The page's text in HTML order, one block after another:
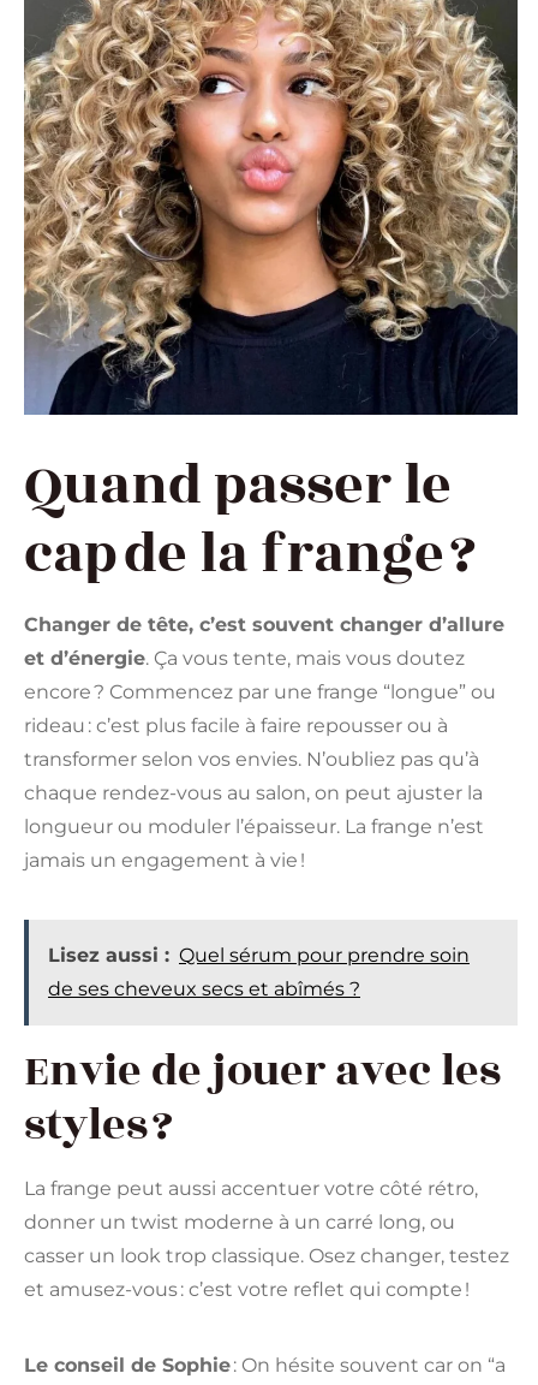
Quand passer le
cap de la frange ?
Changer de tête, c’est souvent changer d’allure
et d’énergie. Ça vous tente, mais vous doutez
encore ? Commencez par une frange “longue” ou
rideau : c’est plus facile à faire repousser ou à
transformer selon vos envies. N’oubliez pas qu’à
chaque rendez-vous au salon, on peut ajuster la
longueur ou moduler l’épaisseur. La frange n’est
jamais un engagement à vie !
Lisez aussi : Quel sérum pour prendre soin
de ses cheveux secs et abîmés ?
Envie de jouer avec les
styles ?
La frange peut aussi accentuer votre côté rétro,
donner un twist moderne à un carré long, ou
casser un look trop classique. Osez changer, testez
et amusez-vous : c’est votre reflet qui compte !
Le conseil de Sophie: On hésite souvent car on “a